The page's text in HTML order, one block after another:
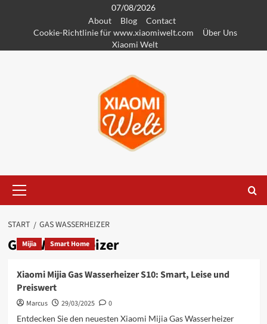
springen
07/08/2026
About
Blog
Contact
Cookie-Richtlinie für www.xiaomiwelt.com
Über Uns
Xiaomi Welt
Menü
START GAS WASSERHEIZER
Gas Wasserheizer
Mijia Smart Home
Xiaomi Mijia Gas Wasserheizer S10: Smart, Leise und
Preiswert
Marcus 29/03/2025
0
Entdecken Sie den neuesten Xiaomi Mijia Gas Wasserheizer